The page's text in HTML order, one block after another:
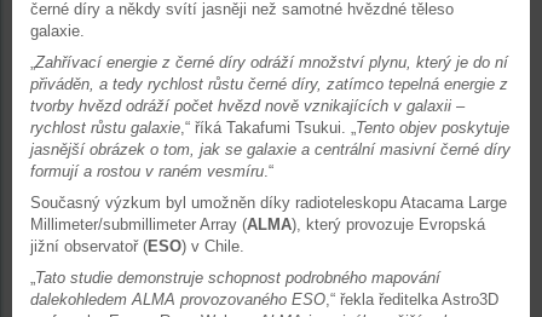
černé díry a někdy svítí jasněji než samotné hvězdné těleso
galaxie.
„Zahřívací energie z černé díry odráží množství plynu, který je do ní
přiváděn, a tedy rychlost růstu černé díry, zatímco tepelná energie z
tvorby hvězd odráží počet hvězd nově vznikajících v galaxii –
rychlost růstu galaxie,“ říká Takafumi Tsukui. „Tento objev poskytuje
jasnější obrázek o tom, jak se galaxie a centrální masivní černé díry
formují a rostou v raném vesmíru.“
Současný výzkum byl umožněn díky radioteleskopu Atacama Large
Millimeter/submillimeter Array (ALMA), který provozuje Evropská
jižní observatoř (ESO) v Chile.
„Tato studie demonstruje schopnost podrobného mapování
dalekohledem ALMA provozovaného ESO,“ řekla ředitelka Astro3D